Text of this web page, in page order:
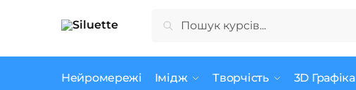
Шукати
Нейромережі Імідж Творчість 3D Графіка